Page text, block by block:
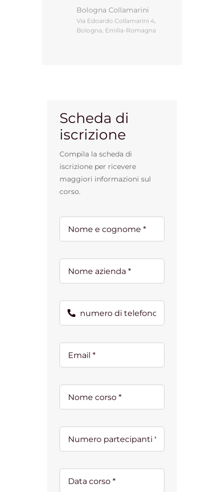
Gestione d’impresa
Bologna Collamarini
Via Edoardo Collamarini 4,
Bologna, Emilia-Romagna
Scheda di
iscrizione
Compila la scheda di
iscrizione per ricevere
maggiori informazioni sul
corso.